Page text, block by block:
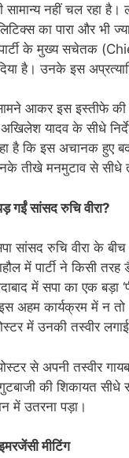
नहीं चल रहा है।
का पारा और भी
पार्टी के मुख्य सचेतक
है। उनके इस
आकर इस इस्तीफे की
अखिलेश यादव के सीधे
है कि इस अचानक हुए
तीखे मनमुटाव से सीधे
गईं सांसद रुचि वीरा?
सांसद रुचि वीरा के
में पार्टी ने किसी
में सपा का एक बड़ा
अहम कार्यक्रम में न तो
में उनकी तस्वीर
से अपनी तस्वीर
गुटबाजी की शिकायत
में उतरना पड़ा।
मीटिंग